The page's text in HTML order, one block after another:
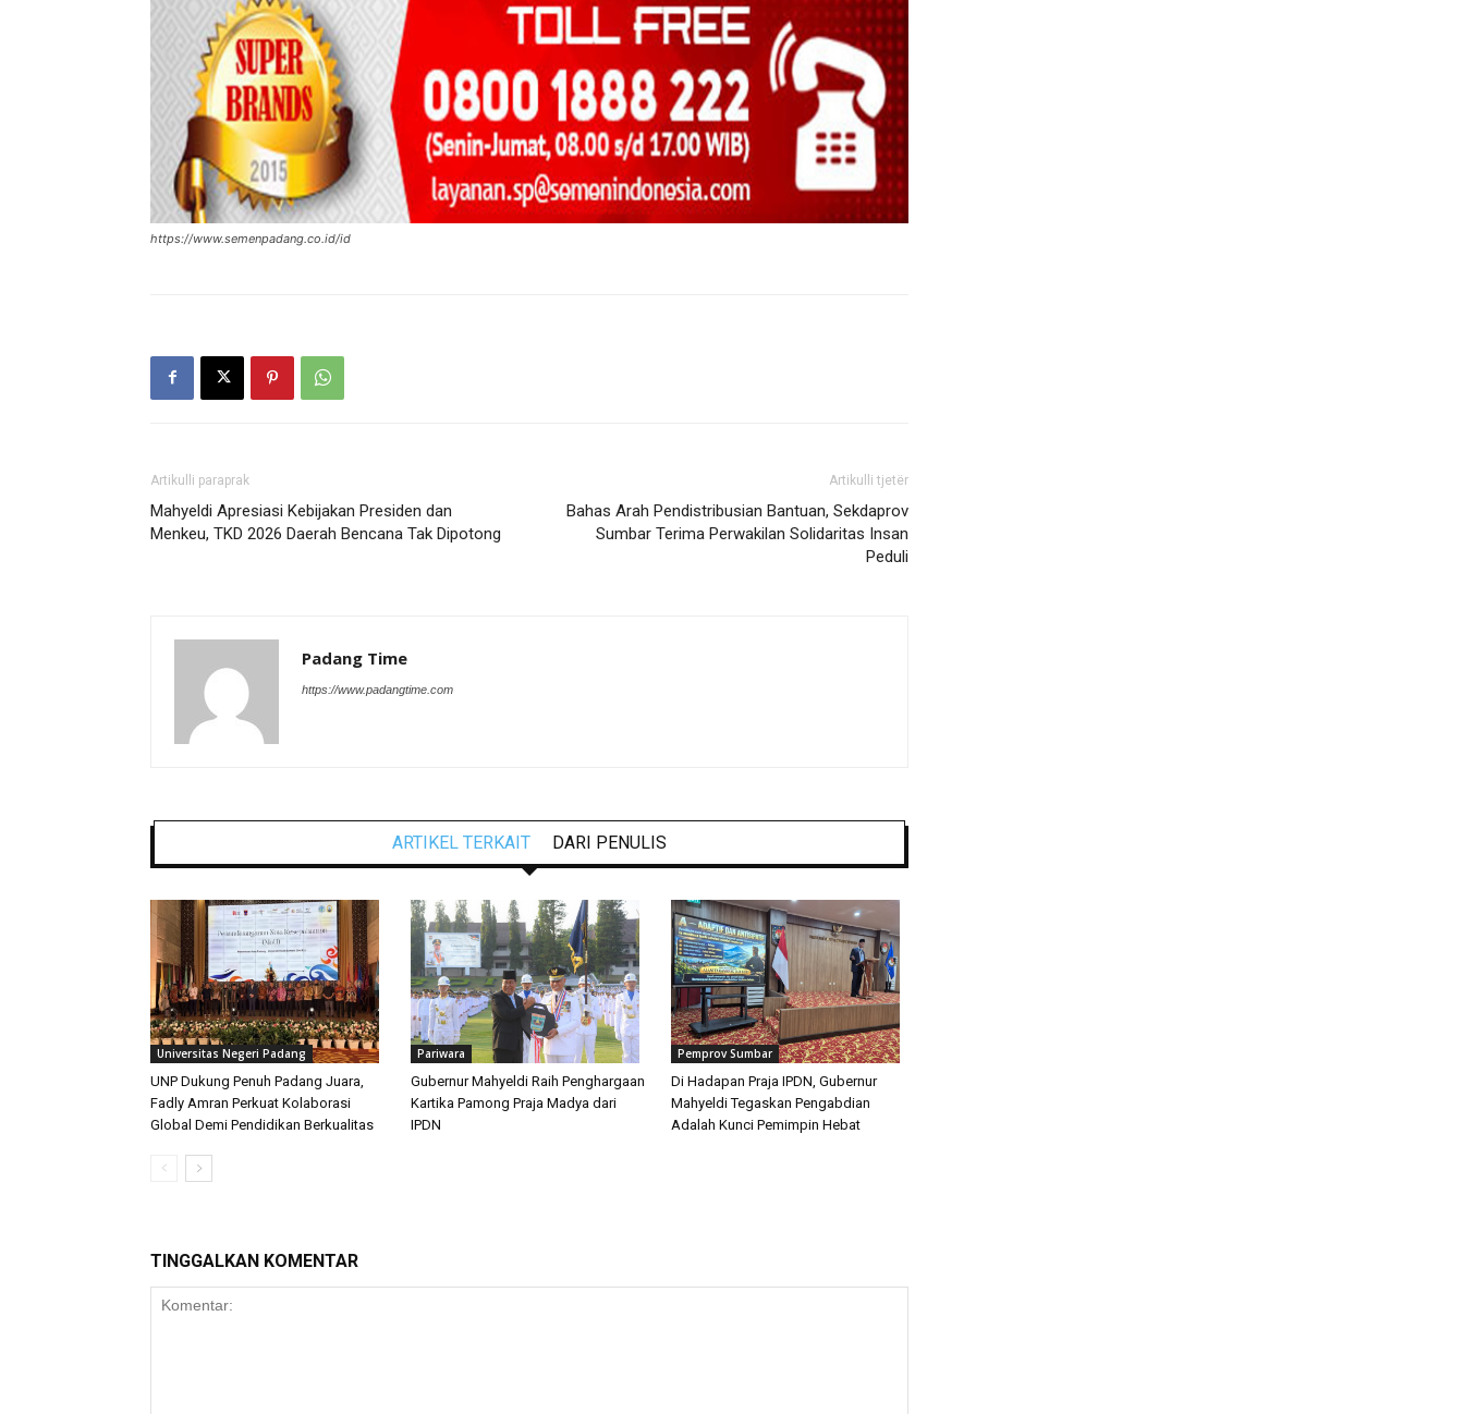
https://www.semenpadang.co.id/id
Artikulli paraprak
Mahyeldi Apresiasi Kebijakan Presiden dan
Menkeu, TKD 2026 Daerah Bencana Tak Dipotong
Artikulli tjetër
Bahas Arah Pendistribusian Bantuan, Sekdaprov
Sumbar Terima Perwakilan Solidaritas Insan
Peduli
Padang Time
https://www.padangtime.com
ARTIKEL TERKAIT DARI PENULIS
Universitas Negeri Padang
UNP Dukung Penuh Padang Juara,
Fadly Amran Perkuat Kolaborasi
Global Demi Pendidikan Berkualitas
Pariwara
Gubernur Mahyeldi Raih Penghargaan
Kartika Pamong Praja Madya dari
IPDN
Pemprov Sumbar
Di Hadapan Praja IPDN, Gubernur
Mahyeldi Tegaskan Pengabdian
Adalah Kunci Pemimpin Hebat
TINGGALKAN KOMENTAR